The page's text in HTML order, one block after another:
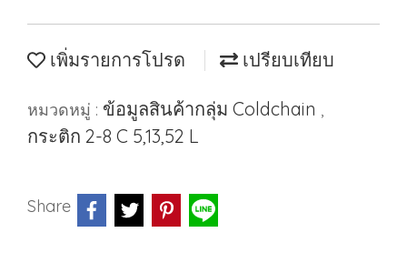
เพิ่มรายการโปรด เปรียบเทียบ
หมวดหมู่ : ข้อมูลสินค้ากลุ่ม Coldchain ,
กระติก 2-8 C 5,13,52 L
Share